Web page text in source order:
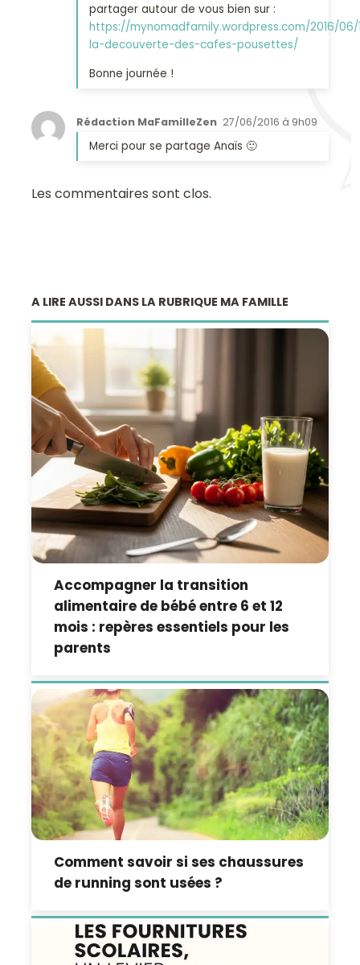
partager autour de vous bien sur :
https://mynomadfamily.wordpress.com/2016/
la-decouverte-des-cafes-pousettes/
Bonne journée !
Rédaction MaFamilleZen 27/06/2016 à 9h09
Merci pour se partage Anaïs 🙂
Les commentaires sont clos.
A LIRE AUSSI DANS LA RUBRIQUE MA FAMILLE
Accompagner la transition
alimentaire de bébé entre 6 et 12
mois : repères essentiels pour les
parents
Comment savoir si ses chaussures
de running sont usées ?